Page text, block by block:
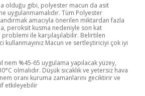
olduğu gibi, polyester macun da asit
uygulanmamalıdır. Tüm Polyester
amacıyla önerilen miktardan fazla
peroksit kusma nedeniyle son kat
ile karşılaşılabilir. Belirtilen
Macun ve sertleştiriciyi çok iyi
nem %45-65 uygulama yapılacak yüzey,
olmalıdır. Düşük sıcaklık ve yetersiz hava
oranı kuruma zamanlarını geciktirir ve
etkileyebilir